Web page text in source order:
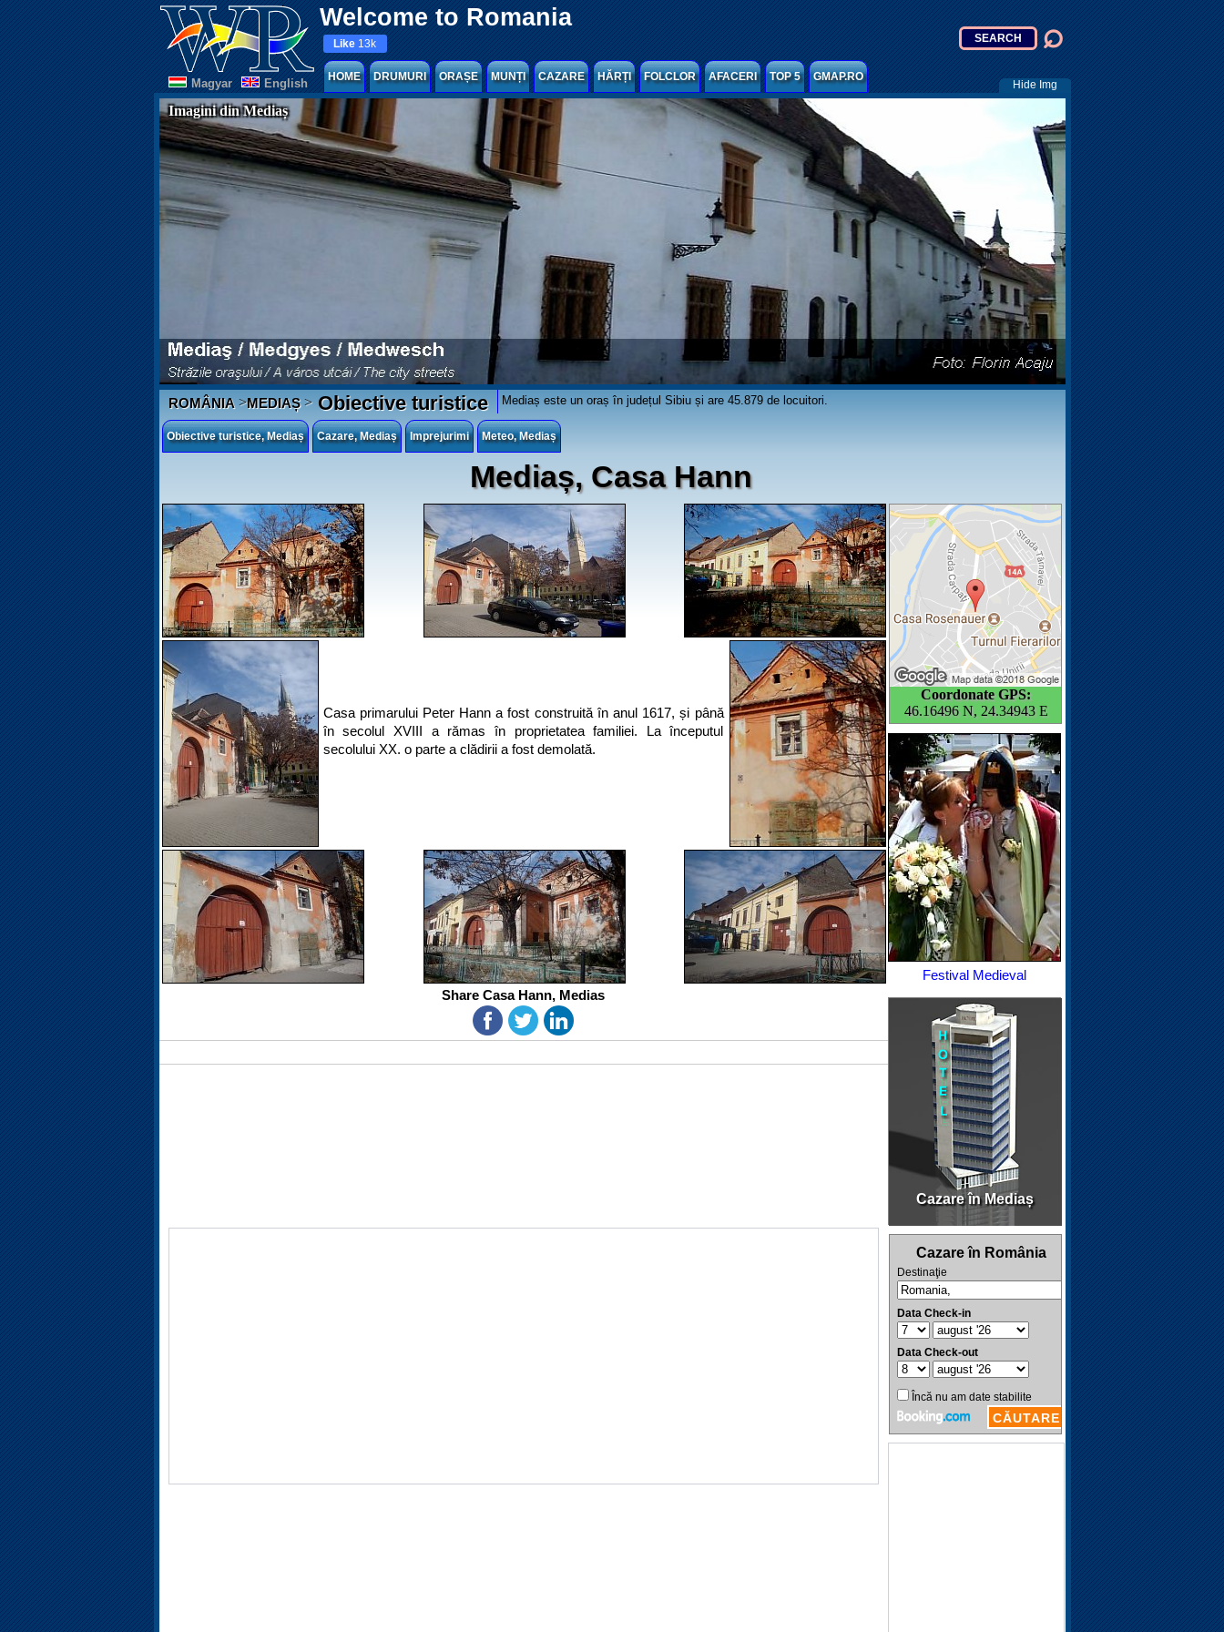
Welcome to Romania
Magyar English
Like 13k
HOME DRUMURI ORAȘE MUNȚI CAZARE HĂRȚI FOLCLOR AFACERI TOP 5 GMAP.RO
Hide Img
Imagini din Mediaș
ROMÂNIA>MEDIAȘ>Obiective turistice Mediaș este un oraș în județul Sibiu și are 45.879 de locuitori.
Obiective turistice, Mediaș Cazare, Mediaș Imprejurimi Meteo, Mediaș
Mediaș, Casa Hann
Coordonate GPS:
46.16496 N, 24.34943 E
Casa primarului Peter Hann a fost construită în anul 1617, și până
în secolul XVIII a rămas în proprietatea familiei. La începutul
secolului XX. o parte a clădirii a fost demolată.
Festival Medieval
Cazare în Mediaș
Share Casa Hann, Medias